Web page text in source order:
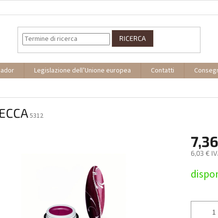
RICERCA
Legislazione dell’Unione europea Contatti
5312
6,03 €
della